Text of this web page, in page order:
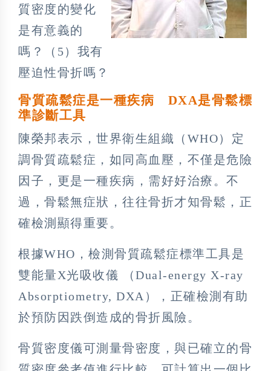
質密度的變化
是有意義的
嗎？（5）我有
壓迫性骨折嗎？
骨質疏鬆症是一種疾病 DXA是骨鬆標
準診斷工具
陳榮邦表示，世界衛生組織（WHO）定
調骨質疏鬆症，如同高血壓，不僅是危險
因子，更是一種疾病，需好好治療。不
過，骨鬆無症狀，往往骨折才知骨鬆，正
確檢測顯得重要。
根據WHO，檢測骨質疏鬆症標準工具是
雙能量X光吸收儀 （Dual-energy X-ray
Absorptiometry, DXA），正確檢測有助
於預防因跌倒造成的骨折風險。
骨質密度儀可測量骨密度，與已確立的骨